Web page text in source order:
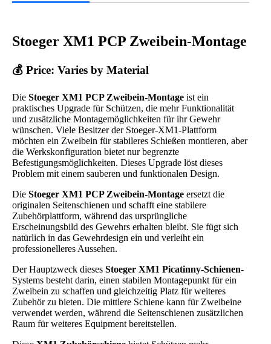
Stoeger XM1 PCP Zweibein-Montage
💰 Price: Varies by Material
Die Stoeger XM1 PCP Zweibein-Montage ist ein
praktisches Upgrade für Schützen, die mehr Funktionalität
und zusätzliche Montagemöglichkeiten für ihr Gewehr
wünschen. Viele Besitzer der Stoeger-XM1-Plattform
möchten ein Zweibein für stabileres Schießen montieren, aber
die Werkskonfiguration bietet nur begrenzte
Befestigungsmöglichkeiten. Dieses Upgrade löst dieses
Problem mit einem sauberen und funktionalen Design.
Die Stoeger XM1 PCP Zweibein-Montage ersetzt die
originalen Seitenschienen und schafft eine stabilere
Zubehörplattform, während das ursprüngliche
Erscheinungsbild des Gewehrs erhalten bleibt. Sie fügt sich
natürlich in das Gewehrdesign ein und verleiht ein
professionelleres Aussehen.
Der Hauptzweck dieses Stoeger XM1 Picatinny-Schienen-
Systems besteht darin, einen stabilen Montagepunkt für ein
Zweibein zu schaffen und gleichzeitig Platz für weiteres
Zubehör zu bieten. Die mittlere Schiene kann für Zweibeine
verwendet werden, während die Seitenschienen zusätzlichen
Raum für weiteres Equipment bereitstellen.